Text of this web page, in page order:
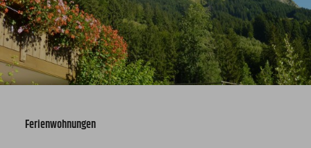
Ferienwohnungen